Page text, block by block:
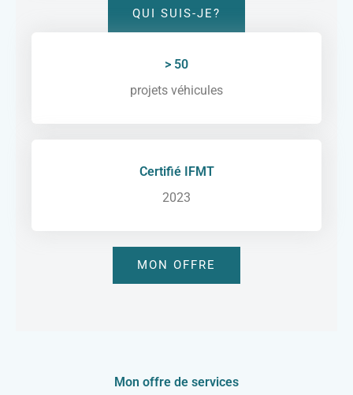
QUI SUIS-JE?
> 50
projets véhicules
Certifié IFMT
2023
MON OFFRE
Mon offre de services